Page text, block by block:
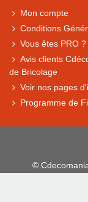
Mon compte
Conditions
Vous êtes PRO ?
Avis clients
de Bricolage
Voir nos pages
Programme de
©